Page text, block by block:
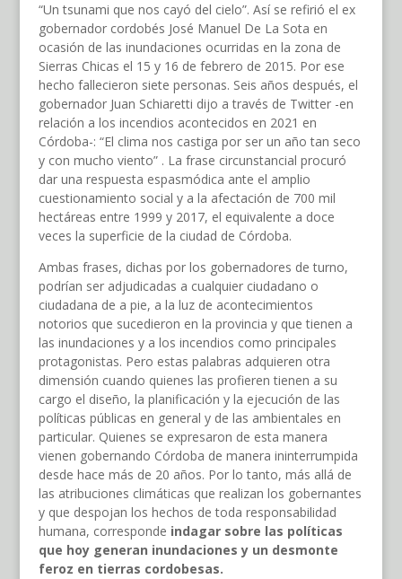
“Un tsunami que nos cayó del cielo”. Así se refirió el ex
gobernador cordobés José Manuel De La Sota en
ocasión de las inundaciones ocurridas en la zona de
Sierras Chicas el 15 y 16 de febrero de 2015. Por ese
hecho fallecieron siete personas. Seis años después, el
gobernador Juan Schiaretti dijo a través de Twitter -en
relación a los incendios acontecidos en 2021 en
Córdoba-: “El clima nos castiga por ser un año tan seco
y con mucho viento” . La frase circunstancial procuró
dar una respuesta espasmódica ante el amplio
cuestionamiento social y a la afectación de 700 mil
hectáreas entre 1999 y 2017, el equivalente a doce
veces la superficie de la ciudad de Córdoba.
Ambas frases, dichas por los gobernadores de turno,
podrían ser adjudicadas a cualquier ciudadano o
ciudadana de a pie, a la luz de acontecimientos
notorios que sucedieron en la provincia y que tienen a
las inundaciones y a los incendios como principales
protagonistas. Pero estas palabras adquieren otra
dimensión cuando quienes las profieren tienen a su
cargo el diseño, la planificación y la ejecución de las
políticas públicas en general y de las ambientales en
particular. Quienes se expresaron de esta manera
vienen gobernando Córdoba de manera ininterrumpida
desde hace más de 20 años. Por lo tanto, más allá de
las atribuciones climáticas que realizan los gobernantes
y que despojan los hechos de toda responsabilidad
humana, corresponde indagar sobre las políticas
que hoy generan inundaciones y un desmonte
feroz en tierras cordobesas.